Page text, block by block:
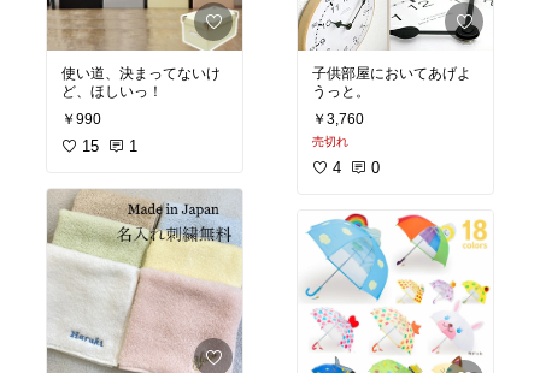
使い道、決まってないけ
ど、ほしいっ！
￥990
15 1
子供部屋においてあげよ
うっと。
￥3,760
売切れ
4 0